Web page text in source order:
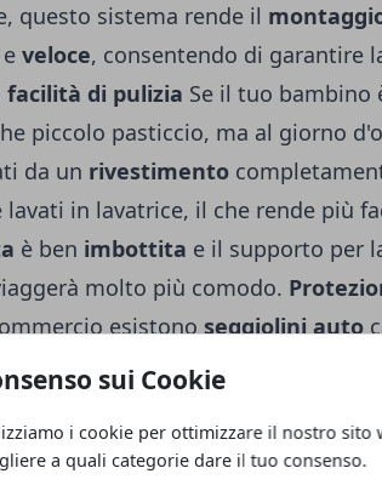
sui Cookie
i cookie per ottimizzare il nostro sito
a quali categorie dare il tuo consenso.
questo sistema rende il
e veloce, consentendo di garantire
facilità di pulizia Se il tuo bambino
piccolo pasticcio, ma al giorno
da un rivestimento
lavati in lavatrice, il che rende più
è ben imbottita e il supporto per
molto più comodo.
esistonoseggiolini auto
grado di assorbire l’energia
garantiscono una
tuo bambino, in caso di incidente